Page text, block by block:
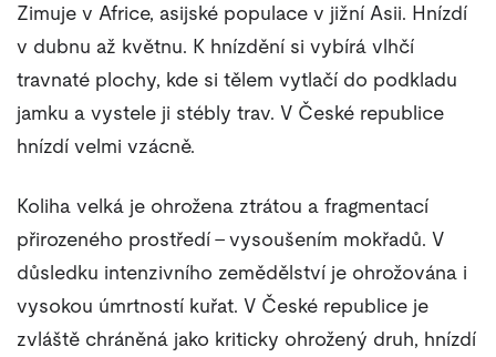
Zimuje v Africe, asijské populace v jižní Asii. Hnízdí
v dubnu až květnu. K hnízdění si vybírá vlhčí
travnaté plochy, kde si tělem vytlačí do podkladu
jamku a vystele ji stébly trav. V České republice
hnízdí velmi vzácně.
Koliha velká je ohrožena ztrátou a fragmentací
přirozeného prostředí – vysoušením mokřadů. V
důsledku intenzivního zemědělství je ohrožována i
vysokou úmrtností kuřat. V České republice je
zvláště chráněná jako kriticky ohrožený druh, hnízdí